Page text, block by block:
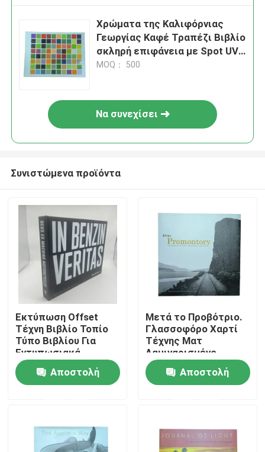
Σπίτι
Βίντεο
Χρώματα της Καλιφόρνιας
Γεωργίας Καφέ Τραπέζι Βιβλίο
σκληρή επιφάνεια με Spot UV
εκτυπωμένο σε 157 GMS
MOQ： 500
Να συνεχίσει
Συνιστώμενα προϊόντα
Εκτύπωση Offset
Τέχνη Βιβλίο Τοπίο
Τύπο Βιβλίου Για
Εντυπωσιακά
Τραπέζια Καφέ
Αποστολή
Μετά το Προβότριο.
Γλασσοφόρο Χαρτί
Τέχνης Ματ
Λαμιναρισμένο
Τραπέζι Καφέ με
Πλήρη Πίεση
Χρώματος και
Αποστολή